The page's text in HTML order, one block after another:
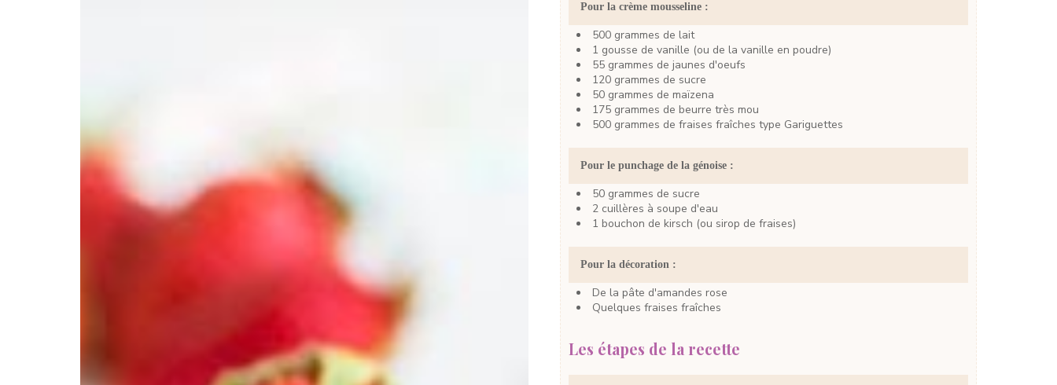
Pour la crème mousseline :
500 grammes de lait
1 gousse de vanille (ou de la vanille en poudre)
55 grammes de jaunes d'oeufs
120 grammes de sucre
50 grammes de maïzena
175 grammes de beurre très mou
500 grammes de fraises fraîches type Gariguettes
Pour le punchage de la génoise :
50 grammes de sucre
2 cuillères à soupe d'eau
1 bouchon de kirsch (ou sirop de fraises)
Pour la décoration :
De la pâte d'amandes rose
Quelques fraises fraîches
Les étapes de la recette